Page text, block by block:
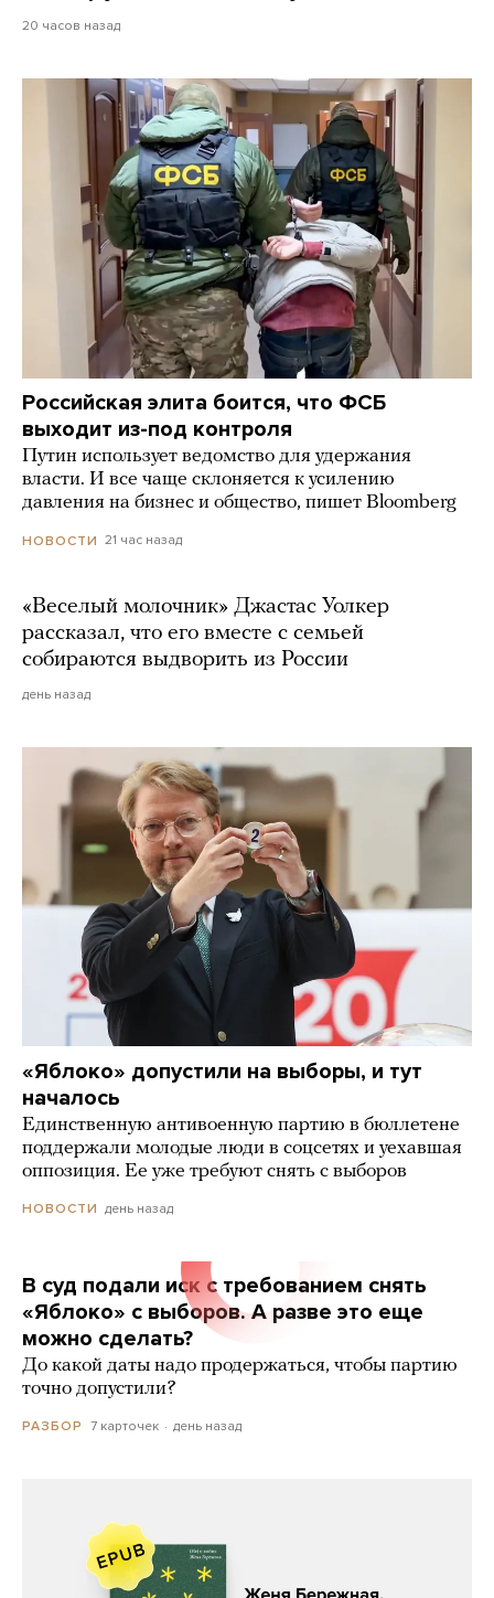
20 часов назад
Российская элита боится, что ФСБ
выходит из-под контроля
Путин использует ведомство для удержания
власти. И все чаще склоняется к усилению
давления на бизнес и общество, пишет Bloomberg
НОВОСТИ 21 час назад
«Веселый молочник» Джастас Уолкер
рассказал, что его вместе с семьей
собираются выдворить из России
день назад
«Яблоко» допустили на выборы, и тут
началось
Единственную антивоенную партию в бюллетене
поддержали молодые люди в соцсетях и уехавшая
оппозиция. Ее уже требуют снять с выборов
НОВОСТИ день назад
В суд подали иск с требованием снять
«Яблоко» с выборов. А разве это еще
можно сделать?
До какой даты надо продержаться, чтобы партию
точно допустили?
РАЗБОР 7 карточек день назад